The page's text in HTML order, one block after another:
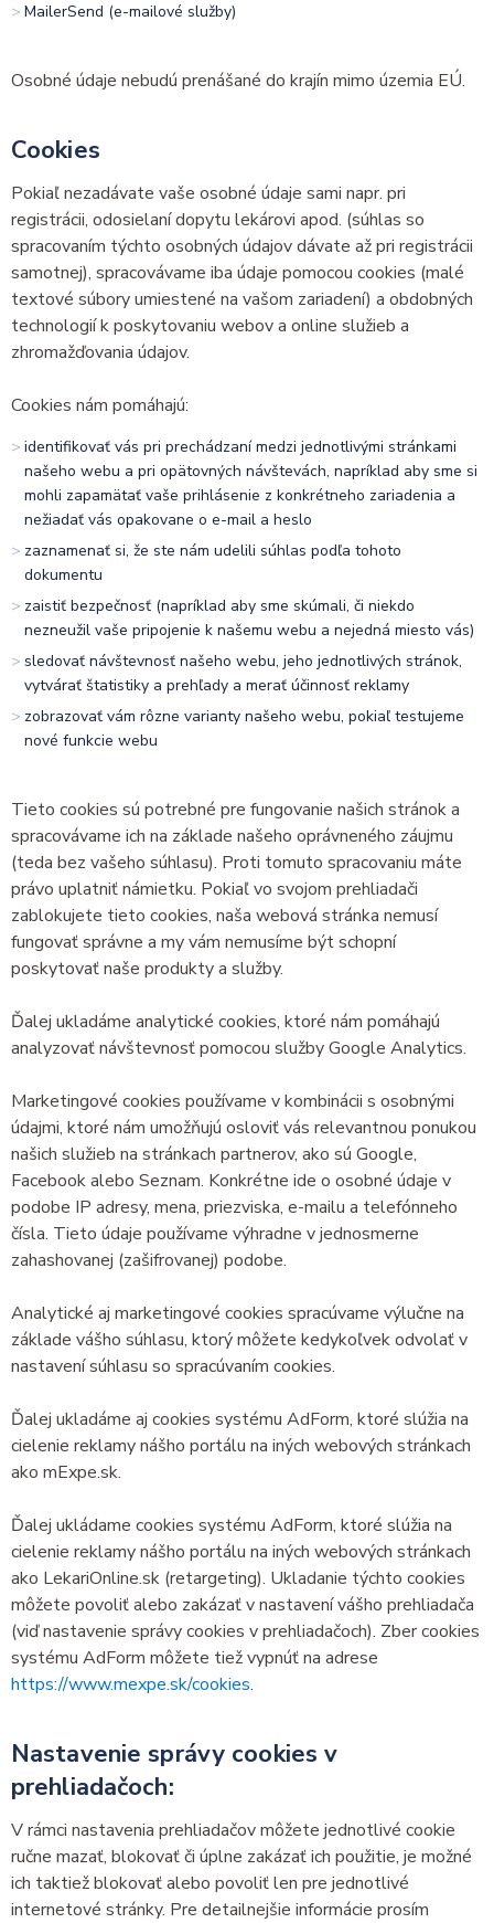
MailerSend (e-mailové služby)
Osobné údaje nebudú prenášané do krajín mimo územia EÚ.
Cookies
Pokiaľ nezadávate vaše osobné údaje sami napr. pri
registrácii, odosielaní dopytu lekárovi apod. (súhlas so
spracovaním týchto osobných údajov dávate až pri registrácii
samotnej), spracovávame iba údaje pomocou cookies (malé
textové súbory umiestené na vašom zariadení) a obdobných
technologií k poskytovaniu webov a online služieb a
zhromažďovania údajov.
Cookies nám pomáhajú:
identifikovať vás pri prechádzaní medzi jednotlivými stránkami
našeho webu a pri opätovných návštevách, napríklad aby sme si
mohli zapamätať vaše prihlásenie z konkrétneho zariadenia a
nežiadať vás opakovane o e-mail a heslo
zaznamenať si, že ste nám udelili súhlas podľa tohoto
dokumentu
zaistiť bezpečnosť (napríklad aby sme skúmali, či niekdo
nezneužil vaše pripojenie k našemu webu a nejedná miesto vás)
sledovať návštevnosť našeho webu, jeho jednotlivých stránok,
vytvárať štatistiky a prehľady a merať účinnosť reklamy
zobrazovať vám rôzne varianty našeho webu, pokiaľ testujeme
nové funkcie webu
Tieto cookies sú potrebné pre fungovanie našich stránok a
spracovávame ich na základe našeho oprávneného záujmu
(teda bez vašeho súhlasu). Proti tomuto spracovaniu máte
právo uplatniť námietku. Pokiaľ vo svojom prehliadači
zablokujete tieto cookies, naša webová stránka nemusí
fungovať správne a my vám nemusíme být schopní
poskytovať naše produkty a služby.
Ďalej ukladáme analytické cookies, ktoré nám pomáhajú
analyzovať návštevnosť pomocou služby Google Analytics.
Marketingové cookies používame v kombinácii s osobnými
údajmi, ktoré nám umožňujú osloviť vás relevantnou ponukou
našich služieb na stránkach partnerov, ako sú Google,
Facebook alebo Seznam. Konkrétne ide o osobné údaje v
podobe IP adresy, mena, priezviska, e-mailu a telefónneho
čísla. Tieto údaje používame výhradne v jednosmerne
zahashovanej (zašifrovanej) podobe.
Analytické aj marketingové cookies spracúvame výlučne na
základe vášho súhlasu, ktorý môžete kedykoľvek odvolať v
nastavení súhlasu so spracúvaním cookies.
Ďalej ukladáme aj cookies systému AdForm, ktoré slúžia na
cielenie reklamy nášho portálu na iných webových stránkach
ako mExpe.sk.
Ďalej ukládame cookies systému AdForm, ktoré slúžia na
cielenie reklamy nášho portálu na iných webových stránkach
ako LekariOnline.sk (retargeting). Ukladanie týchto cookies
môžete povoliť alebo zakázať v nastavení vášho prehliadača
(viď nastavenie správy cookies v prehliadačoch). Zber cookies
systému AdForm môžete tiež vypnúť na adrese
https://www.mexpe.sk/cookies.
Nastavenie správy cookies v
prehliadačoch:
V rámci nastavenia prehliadačov môžete jednotlivé cookie
ručne mazať, blokovať či úplne zakázať ich použitie, je možné
ich taktiež blokovať alebo povoliť len pre jednotlivé
internetové stránky. Pre detailnejšie informácie prosím